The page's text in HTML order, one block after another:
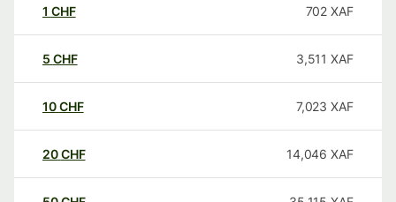
1 CHF 702 XAF
5 CHF 3,511 XAF
10CHF 7,023 XAF
20CHF 14,046 XAF